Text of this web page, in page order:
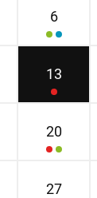
6
13
20
27